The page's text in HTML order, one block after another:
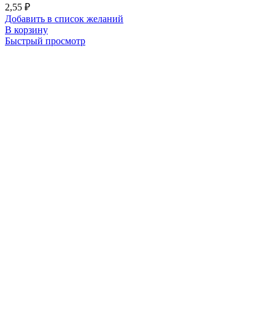
2,55 ₽
Добавить в список желаний
В корзину
Быстрый просмотр